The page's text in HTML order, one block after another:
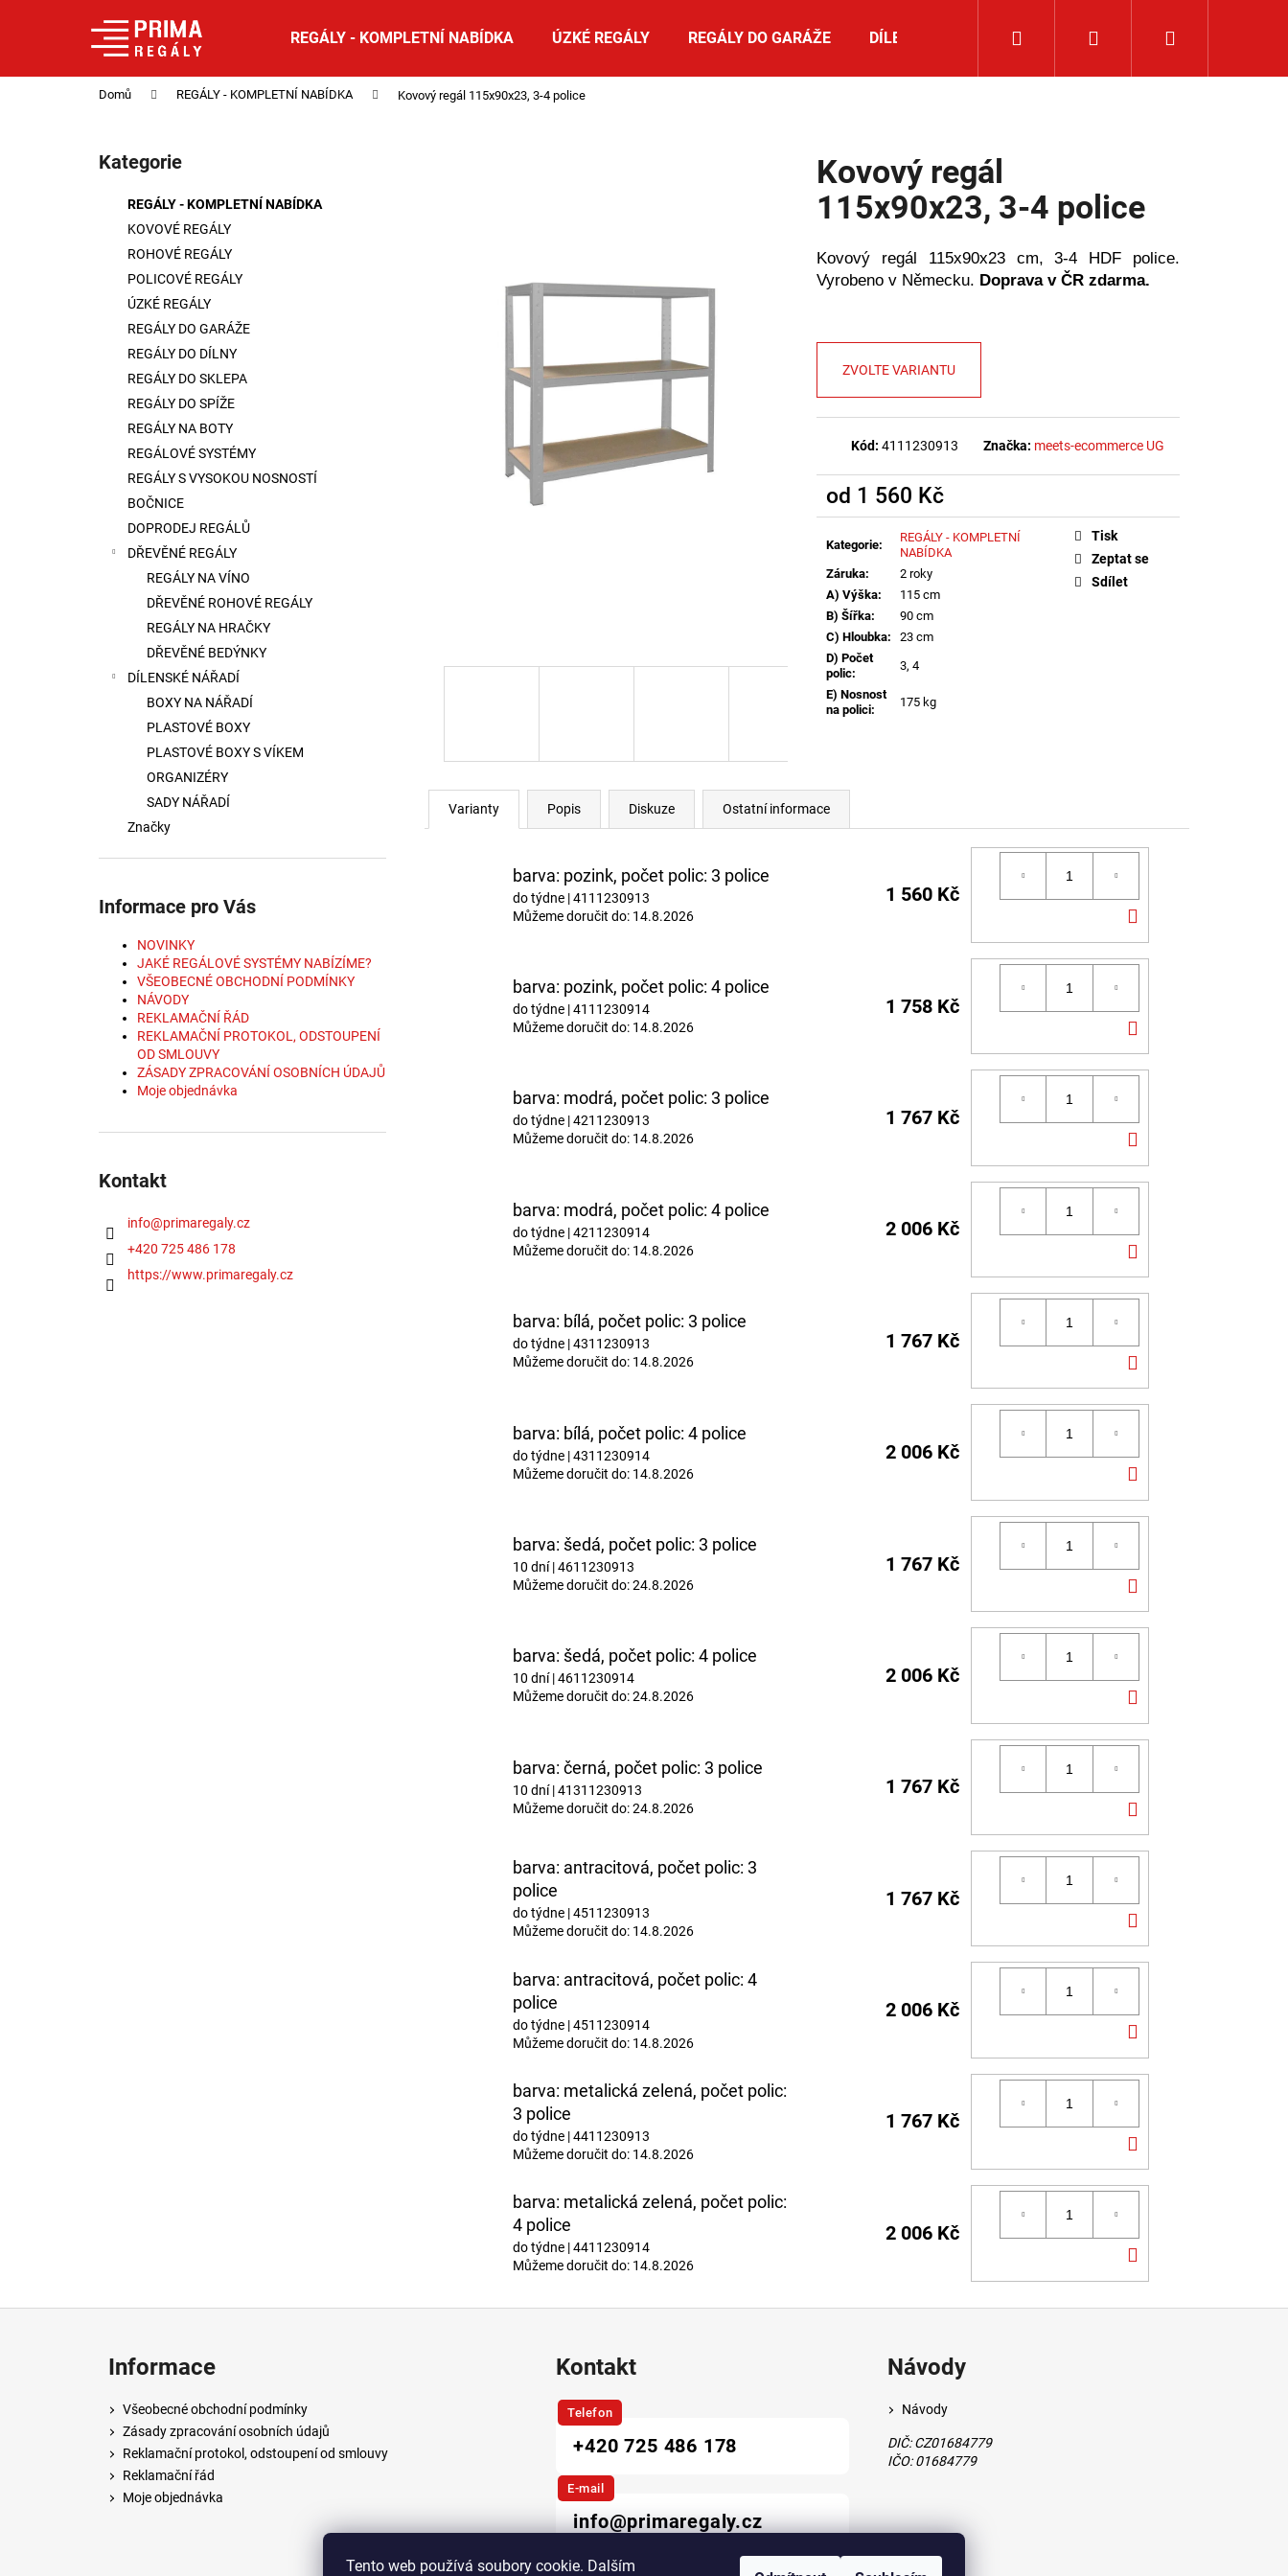
Tento web používá soubory cookie. Dalším
REGÁLY - KOMPLETNÍ NABÍDKA ÚZKÉ REGÁLY REGÁLY DO GARÁŽE DÍLENSKÉ NÁŘADÍ ROHOVÉ REGÁLY
Přihlášení
Domů REGÁLY - KOMPLETNÍ NABÍDKA Kovový regál 115x90x23, 3-4 police
Přeskočit
kategorie
Kategorie
REGÁLY - KOMPLETNÍ NABÍDKA
KOVOVÉ REGÁLY
ROHOVÉ REGÁLY
POLICOVÉ REGÁLY
ÚZKÉ REGÁLY
REGÁLY DO GARÁŽE
REGÁLY DO DÍLNY
REGÁLY DO SKLEPA
REGÁLY DO SPÍŽE
REGÁLY NA BOTY
REGÁLOVÉ SYSTÉMY
REGÁLY S VYSOKOU NOSNOSTÍ
BOČNICE
DOPRODEJ REGÁLŮ
DŘEVĚNÉ REGÁLY
REGÁLY NA VÍNO
DŘEVĚNÉ ROHOVÉ REGÁLY
REGÁLY NA HRAČKY
DŘEVĚNÉ BEDÝNKY
DÍLENSKÉ NÁŘADÍ
BOXY NA NÁŘADÍ
PLASTOVÉ BOXY
PLASTOVÉ BOXY S VÍKEM
ORGANIZÉRY
SADY NÁŘADÍ
Značky
Informace pro Vás
NOVINKY
JAKÉ REGÁLOVÉ SYSTÉMY NABÍZÍME?
VŠEOBECNÉ OBCHODNÍ PODMÍNKY
NÁVODY
REKLAMAČNÍ ŘÁD
REKLAMAČNÍ PROTOKOL, ODSTOUPENÍ
OD SMLOUVY
ZÁSADY ZPRACOVÁNÍ OSOBNÍCH ÚDAJŮ
Moje objednávka
Kontakt
info@primaregaly.cz
+420 725 486 178
https://www.primaregaly.cz
Kovový regál
115x90x23, 3-4 police
Kovový regál 115x90x23 cm, 3-4 HDF police.
Vyrobeno v Německu. Doprava v ČR zdarma.
ZVOLTE VARIANTU
Kód: 4111230913 Značka: meets-ecommerce UG
od 1 560 Kč
Měrná
Kategorie:
REGÁLY - KOMPLETNÍ
NABÍDKA
Záruka:
2 roky
A) Výška:
115 cm
B) Šířka:
90 cm
C) Hloubka:
23 cm
D) Počet
polic:
3, 4
E) Nosnost
na polici:
175 kg
Tisk
Zeptat se
Sdílet
Varianty Popis Diskuze Ostatní informace
barva: pozink, počet polic: 3 police
do týdne | 4111230913
Můžeme doručit do: 14.8.2026
1 560 Kč
KOŠÍKU
barva: pozink, počet polic: 4 police
do týdne | 4111230914
Můžeme doručit do: 14.8.2026
1 758 Kč
KOŠÍKU
barva: modrá, počet polic: 3 police
do týdne | 4211230913
Můžeme doručit do: 14.8.2026
1 767 Kč
KOŠÍKU
barva: modrá, počet polic: 4 police
do týdne | 4211230914
Můžeme doručit do: 14.8.2026
2 006 Kč
KOŠÍKU
barva: bílá, počet polic: 3 police
do týdne | 4311230913
Můžeme doručit do: 14.8.2026
1 767 Kč
KOŠÍKU
barva: bílá, počet polic: 4 police
do týdne | 4311230914
Můžeme doručit do: 14.8.2026
2 006 Kč
KOŠÍKU
barva: šedá, počet polic: 3 police
10 dní| 4611230913
Můžeme doručit do:24.8.2026
1 767 Kč
KOŠÍKU
barva: šedá, počet polic: 4 police
10 dní| 4611230914
Můžeme doručit do:24.8.2026
2 006 Kč
KOŠÍKU
barva: černá, počet polic: 3 police
10 dní| 41311230913
Můžeme doručit do:24.8.2026
1 767 Kč
KOŠÍKU
barva: antracitová, počet polic: 3
police
do týdne | 4511230913
Můžeme doručit do: 14.8.2026
1 767 Kč
KOŠÍKU
barva: antracitová, počet polic: 4
police
do týdne | 4511230914
Můžeme doručit do: 14.8.2026
2 006 Kč
KOŠÍKU
barva: metalická zelená, počet polic:
3 police
do týdne | 4411230913
Můžeme doručit do: 14.8.2026
1 767 Kč
KOŠÍKU
barva: metalická zelená, počet polic:
4 police
do týdne | 4411230914
Můžeme doručit do: 14.8.2026
2 006 Kč
KOŠÍKU
Zpět
do
Zpět
do
Co potřebujete najít?
Informace
Všeobecné obchodní podmínky
Zásady zpracování osobních údajů
Reklamační protokol, odstoupení od smlouvy
Reklamační řád
Moje objednávka
Kontakt
Telefon
+420 725 486 178
E-mail
info@primaregaly.cz
Návody
Návody
DIČ: CZ01684779
IČO: 01684779